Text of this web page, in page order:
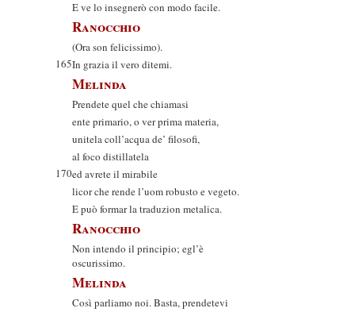
E ve lo insegnerò con modo facile.
Ranocchio
(Ora son felicissimo).
165In grazia il vero ditemi.
Melinda
Prendete quel che chiamasi
ente primario, o ver prima materia,
unitela coll’acqua de’ filosofi,
al foco distillatela
170ed avrete il mirabile
licor che rende l’uom robusto e vegeto.
E può formar la traduzion metalica.
Ranocchio
Non intendo il principio; egl’è
oscurissimo.
Melinda
Così parliamo noi. Basta, prendetevi